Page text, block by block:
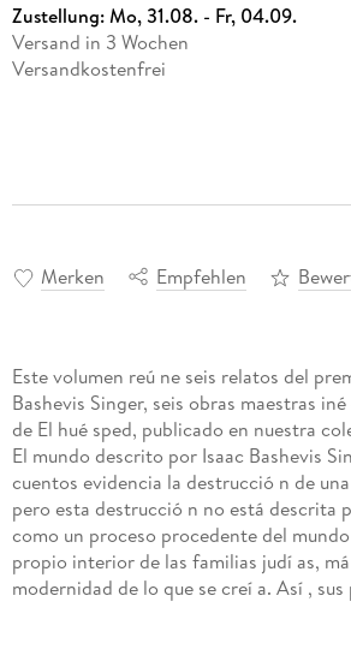
Zustellung:Mo, 31.08. - Fr, 04.09.
Versand in 3 Wochen
Versandkostenfrei
Merken Empfehlen
Este volumen reú ne seis relatos del
Bashevis Singer, seis obras maestras
de El hué sped, publicado en nuestra
El mundo descrito por Isaac Bashevis
cuentos evidencia la destrucció n de
pero esta destrucció n no está descrita
como un proceso procedente del
propio interior de las familias judí as,
modernidad de lo que se creí a. Así ,